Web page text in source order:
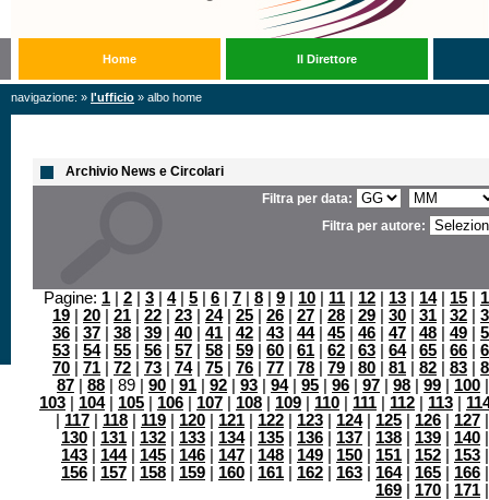
Home Il Direttore
navigazione: » l'ufficio » albo home
Archivio News e Circolari
Filtra per data:
Filtra per autore:
Pagine: 1 2 3 4| 5 6 7 8 9 10 11 12 13 14| 15
19
20 21 22 23 24| 25 26 27 28 29 30 31 32
36
37 38 39 40 41 42 43 44| 45 46 47 48 49
53
54| 55 56 57 58 59 60 61 62 63 64| 65 66
70
71 72 73 74| 75 76 77 78 79 80 81 82 83
87
88 | 89 | 90 91 92 93 94| 95 96 97 98 99 100
103
104| 105 106 107 108 109 110 111 112 113
117 118 119 120 121 122 123 124| 125 126 127
130
131 132 133 134| 135 136 137 138 139 140
143
144| 145 146 147 148 149 150 151 152 153
156
157 158 159 160 161 162 163 164| 165 166
169
170 171